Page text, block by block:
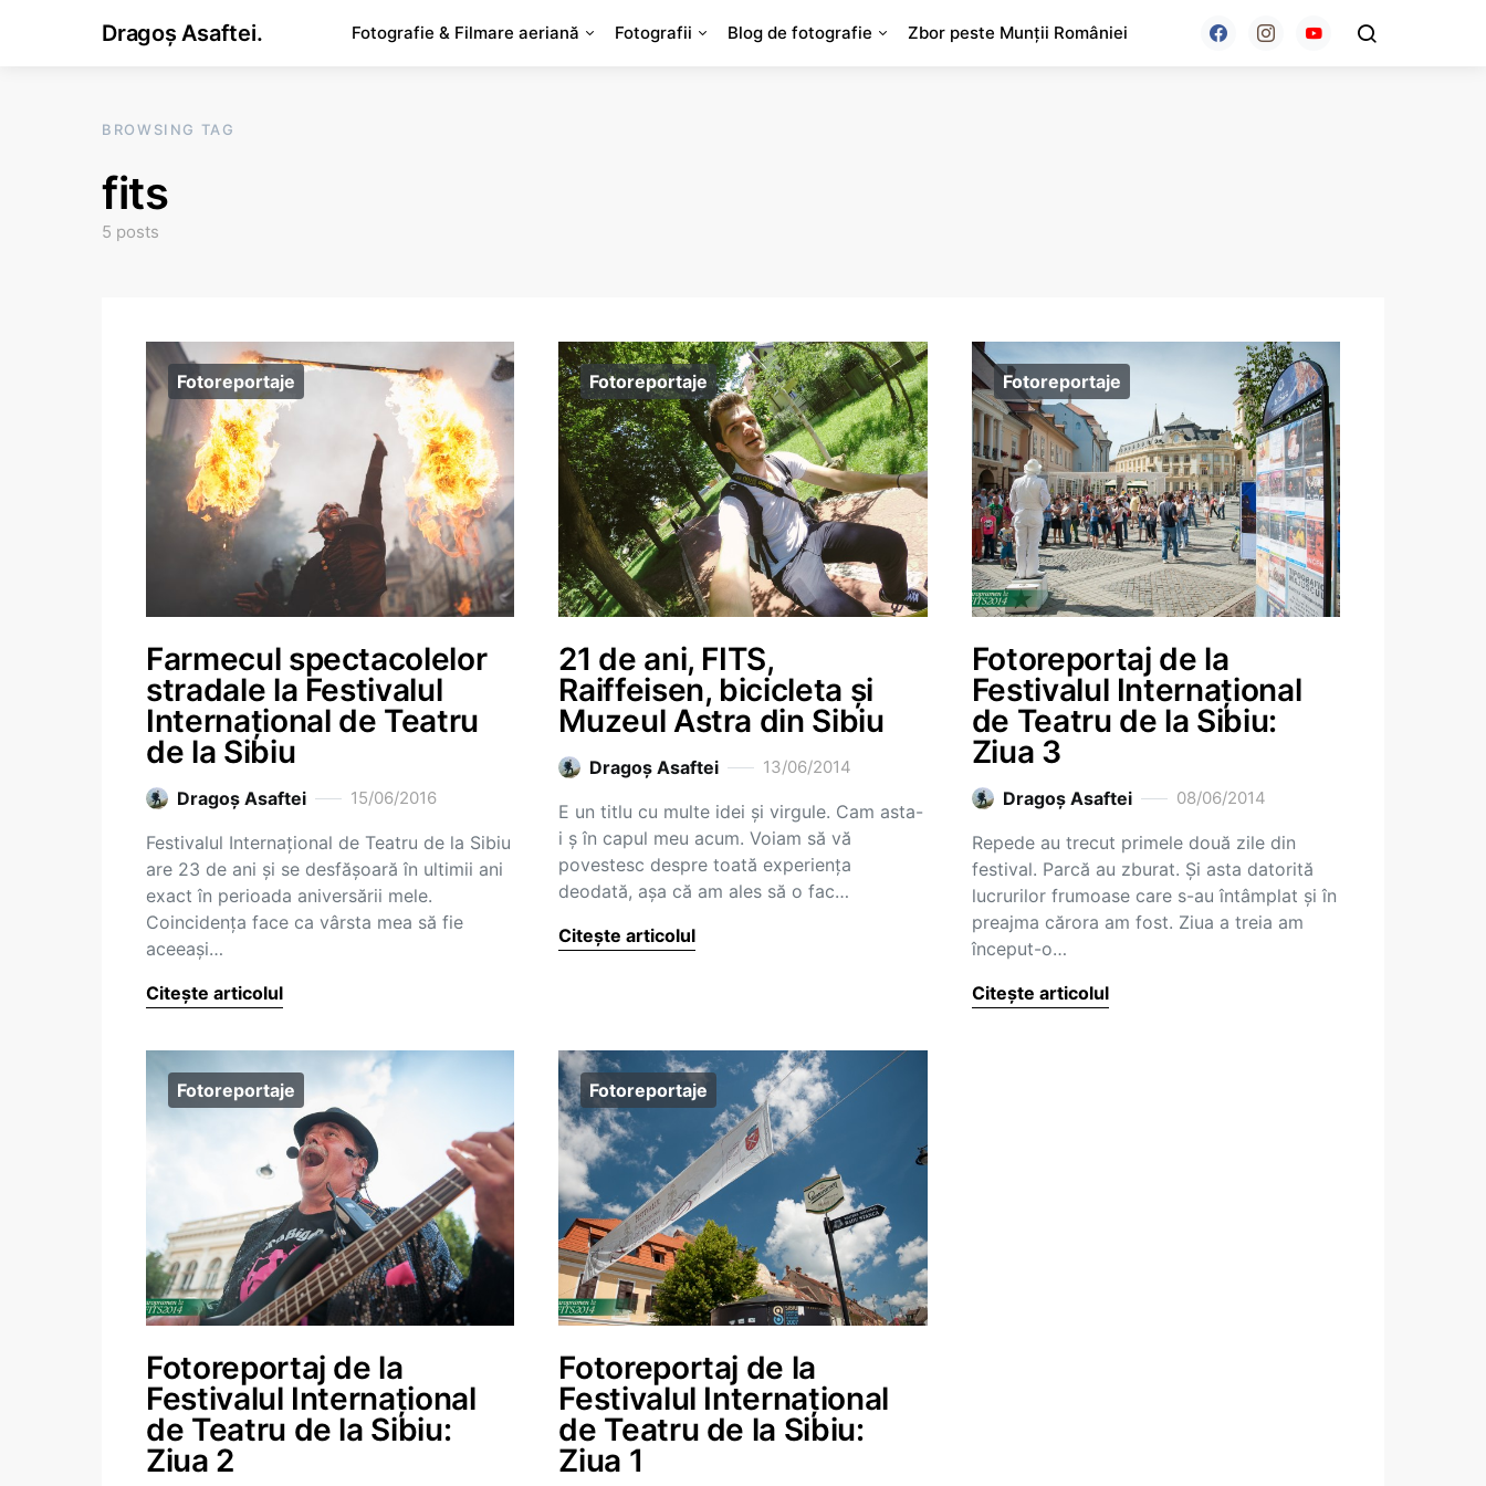
Dragoș Asaftei. Fotografie & Filmare aeriană Fotografii Blog de fotografie Zbor peste Munții României
BROWSING TAG
fits
5 posts
Fotoreportaje
Farmecul spectacolelor
stradale la Festivalul
Internațional de Teatru
de la Sibiu
Dragoş Asaftei 15/06/2016
Festivalul Internațional de Teatru de la Sibiu
are 23 de ani și se desfășoară în ultimii ani
exact în perioada aniversării mele.
Coincidența face ca vârsta mea să fie
aceeași…
Citește articolul
Fotoreportaje
21 de ani, FITS,
Raiffeisen, bicicleta și
Muzeul Astra din Sibiu
Dragoş Asaftei 13/06/2014
E un titlu cu multe idei și virgule. Cam asta-
i ș în capul meu acum. Voiam să vă
povestesc despre toată experiența
deodată, așa că am ales să o fac…
Citește articolul
Fotoreportaje
Fotoreportaj de la
Festivalul Internațional
de Teatru de la Sibiu:
Ziua 3
Dragoş Asaftei 08/06/2014
Repede au trecut primele două zile din
festival. Parcă au zburat. Și asta datorită
lucrurilor frumoase care s-au întâmplat și în
preajma cărora am fost. Ziua a treia am
început-o…
Citește articolul
Fotoreportaje
Fotoreportaj de la
Festivalul Internațional
de Teatru de la Sibiu:
Ziua 2
Fotoreportaje
Fotoreportaj de la
Festivalul Internațional
de Teatru de la Sibiu:
Ziua 1